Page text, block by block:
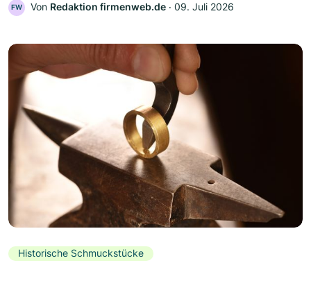
FW Von Redaktion firmenweb.de ‧ 09. Juli 2026
Historische Schmuckstücke